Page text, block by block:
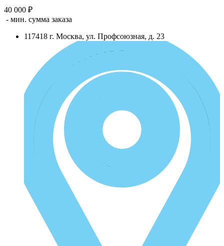
40 000 ₽
- мин. сумма заказа
117418 г. Москва, ул. Профсоюзная, д. 23